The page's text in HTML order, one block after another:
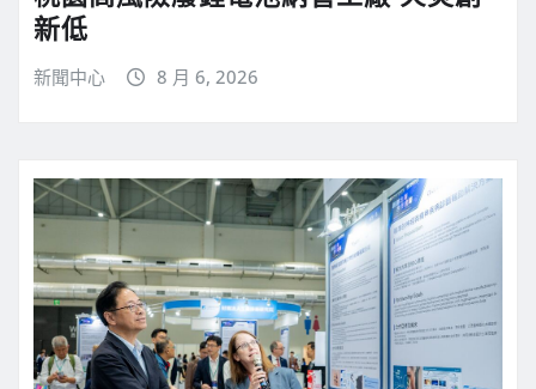
新低
新聞中心 8 月 6, 2026